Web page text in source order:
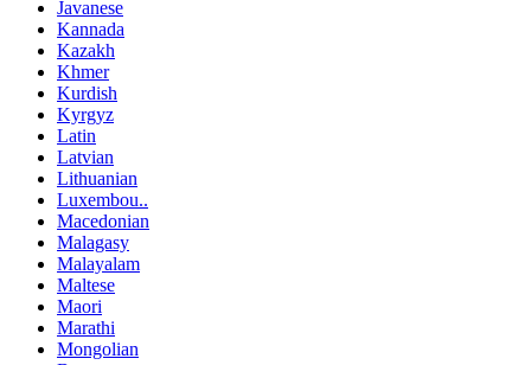
Javanese
Kannada
Kazakh
Khmer
Kurdish
Kyrgyz
Latin
Latvian
Lithuanian
Luxembou..
Macedonian
Malagasy
Malayalam
Maltese
Maori
Marathi
Mongolian